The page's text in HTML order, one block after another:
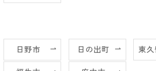
日野市 日の出町 東